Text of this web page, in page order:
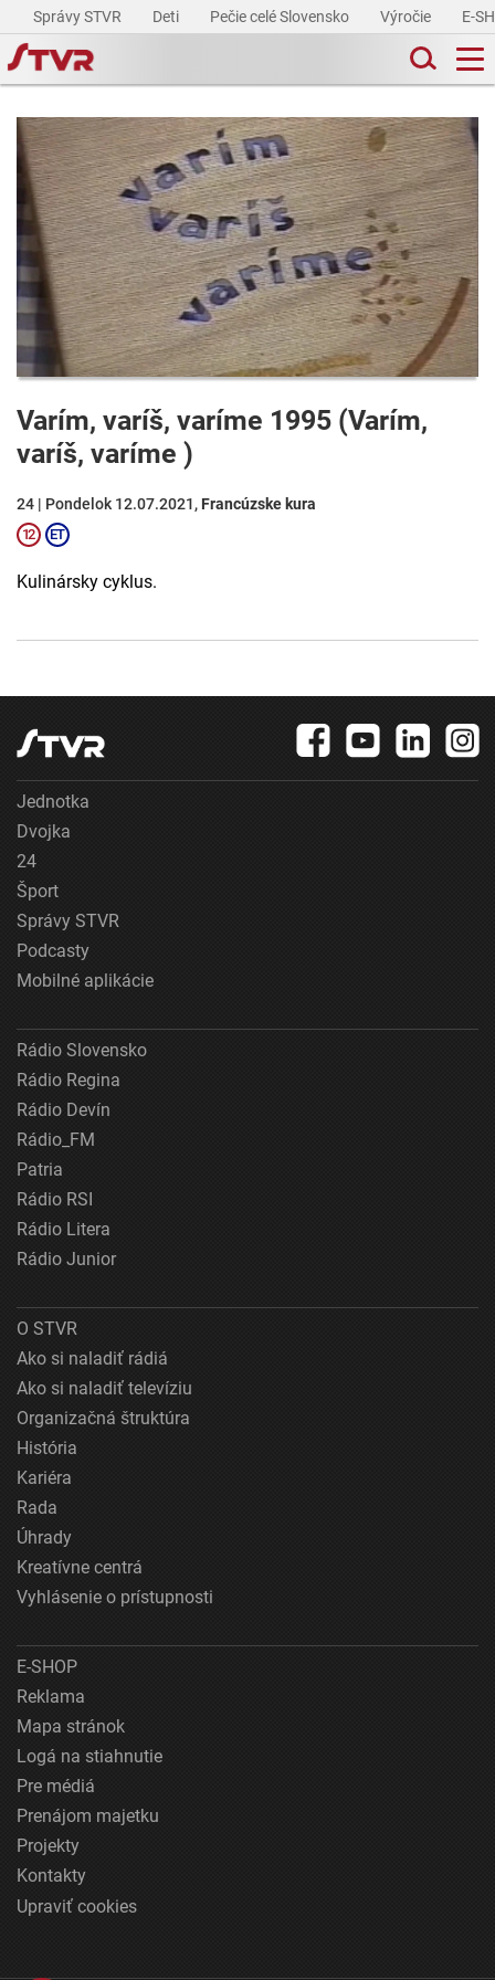
Správy STVR Deti Pečie celé Slovensko Výročie E-
Varím, varíš, varíme 1995 (Varím,
varíš, varíme )
24 | Pondelok 12.07.2021, Francúzske kura
Kulinársky cyklus.
Jednotka
Dvojka
24
Šport
Správy STVR
Podcasty
Mobilné aplikácie
Rádio Slovensko
Rádio Regina
Rádio Devín
Rádio_FM
Patria
Rádio RSI
Rádio Litera
Rádio Junior
O STVR
Ako si naladiť rádiá
Ako si naladiť televíziu
Organizačná štruktúra
História
Kariéra
Rada
Úhrady
Kreatívne centrá
Vyhlásenie o prístupnosti
E-SHOP
Reklama
Mapa stránok
Logá na stiahnutie
Pre médiá
Prenájom majetku
Projekty
Kontakty
Upraviť cookies